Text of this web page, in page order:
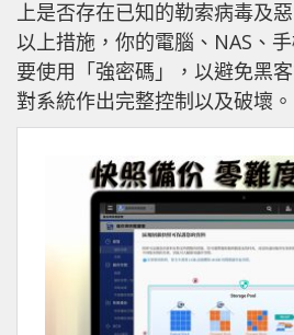
上是否存在已知的勒索病毒及
以上措施，你的電腦、NAS、
要使用「強密碼」，以避免黑
對系統作出完整控制以及破壞。